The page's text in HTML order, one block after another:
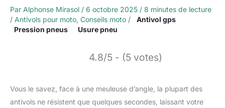
Par Alphonse Mirasol / 6 octobre 2025 / 8 minutes de lecture
/ Antivols pour moto, Conseils moto /
Antivol gps
Pression pneus
Usure pneu
4.8/5 - (5 votes)
Vous le savez, face à une meuleuse d’angle, la plupart des
antivols ne résistent que quelques secondes, laissant votre